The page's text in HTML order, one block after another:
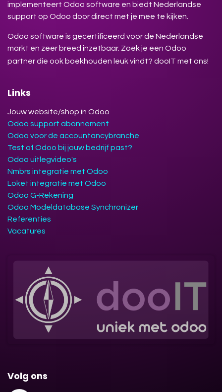
implementeert Odoo software en biedt Nederlandse
support op Odoo door direct met je mee te kijken.
Odoo software is gecertificeerd voor de Nederlandse
markt en zeer breed inzetbaar. Zoek je een Odoo
partner die ook boekhouden leuk vindt? dooIT met ons!
Links
Jouw website/shop in Odoo
Odoo support abonnement
Odoo voor de accountancybranche
Test of Odoo bij jouw bedrijf past?
Odoo uitlegvideo's
Nmbrs integratie met Odoo
Loket integratie met Odoo
Odoo G-Rekening
Odoo Modeldatabase Synchronizer
Referenties
Vacatures
Volg ons